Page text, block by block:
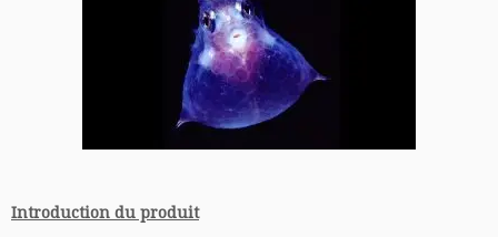
Introduction du produit